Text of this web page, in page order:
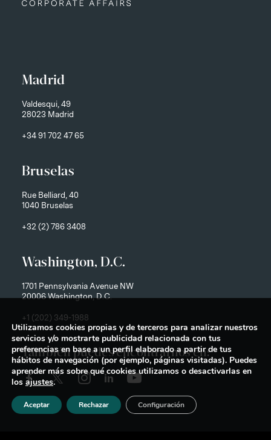
Madrid
Valdesqui, 49
28023 Madrid
+34 91 702 47 65
Bruselas
Rue Belliard, 40
1040 Bruselas
+32 (2) 786 3408
Washington, D.C.
1701 Pennsylvania Avenue NW
20006 Washington, D.C.
+1 (202) 349-1988
También puedes encontrarnos en:
Utilizamos cookies propias y de terceros para analizar nuestros
servicios y/o mostrarte publicidad relacionada con tus
preferencias en base a un perfil elaborado a partir de tus
hábitos de navegación (por ejemplo, páginas visitadas). Puedes
aprender más sobre qué cookies utilizamos o desactivarlas en
los ajustes.
Aceptar Rechazar Configuración